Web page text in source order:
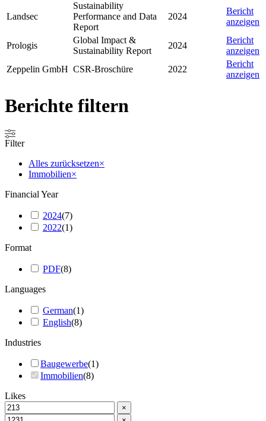
Landsec
Sustainability
Performance and Data
Report
2024
Bericht
anzeigen
Prologis
Global Impact &
Sustainability Report
2024
Bericht
anzeigen
Zeppelin GmbH CSR-Broschüre 2022
Bericht
anzeigen
Berichte filtern
Filter
Alles zurücksetzen×
Immobilien×
Financial Year
2024(7)
2022(1)
Format
PDF(8)
Languages
German(1)
English(8)
Industries
Baugewerbe(1)
Immobilien(8)
Likes
×